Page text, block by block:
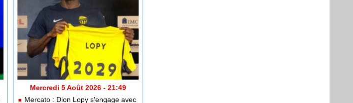
Mercredi 5 Août 2026 - 21:49
Mercato : Dion Lopy s’engage avec